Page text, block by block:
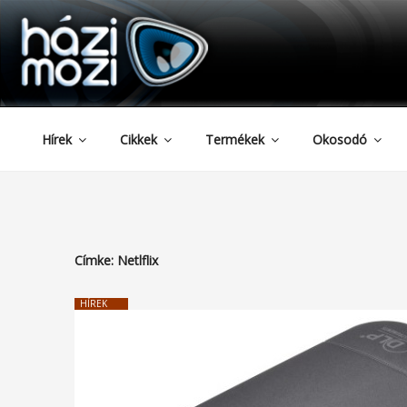
Tartalomhoz
HAZIMOZI
Hírek Cikkek Termékek Okosodó
Címke: Netlflix
HÍREK